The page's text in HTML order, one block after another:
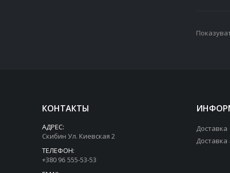
КОНТАКТЫ
АДРЕС:
Скибин Ул. Киевская 2
ТЕЛЕФОН:
+380 96 555-53-53